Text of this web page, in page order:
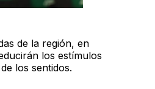
de la región, en
los estímulos
los sentidos.